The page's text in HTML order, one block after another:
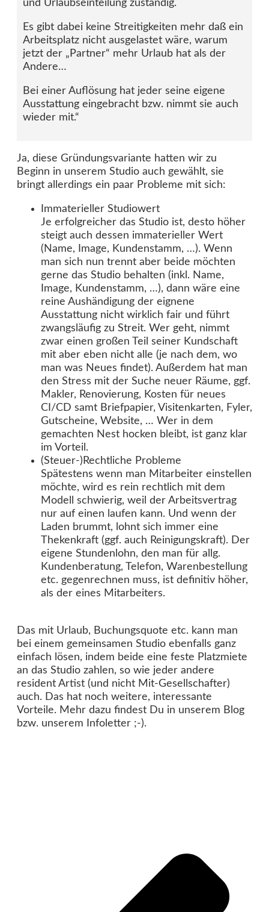
und Urlaubseinteilung zuständig.
Es gibt dabei keine Streitigkeiten mehr daß ein
Arbeitsplatz nicht ausgelastet wäre, warum
jetzt der „Partner“ mehr Urlaub hat als der
Andere…​
Bei einer Auflösung hat jeder seine eigene
Ausstattung eingebracht bzw. nimmt sie auch
wieder mit.“
Ja, diese Gründungsvariante hatten wir zu
Beginn in unserem Studio auch gewählt, sie
bringt allerdings ein paar Probleme mit sich:
Immaterieller Studiowert
Je erfolgreicher das Studio ist, desto höher
steigt auch dessen immaterieller Wert
(Name, Image, Kundenstamm, …​). Wenn
man sich nun trennt aber beide möchten
gerne das Studio behalten (inkl. Name,
Image, Kundenstamm, …​), dann wäre eine
reine Aushändigung der eignene
Ausstattung nicht wirklich fair und führt
zwangsläufig zu Streit. Wer geht, nimmt
zwar einen großen Teil seiner Kundschaft
mit aber eben nicht alle (je nach dem, wo
man was Neues findet). Außerdem hat man
den Stress mit der Suche neuer Räume, ggf.
Makler, Renovierung, Kosten für neues
CI/CD samt Briefpapier, Visitenkarten, Fyler,
Gutscheine, Website, …​ Wer in dem
gemachten Nest hocken bleibt, ist ganz klar
im Vorteil.
(Steuer-)Rechtliche Probleme
Spätestens wenn man Mitarbeiter einstellen
möchte, wird es rein rechtlich mit dem
Modell schwierig, weil der Arbeitsvertrag
nur auf einen laufen kann. Und wenn der
Laden brummt, lohnt sich immer eine
Thekenkraft (ggf. auch Reinigungskraft). Der
eigene Stundenlohn, den man für allg.
Kundenberatung, Telefon, Warenbestellung
etc. gegenrechnen muss, ist definitiv höher,
als der eines Mitarbeiters.
Das mit Urlaub, Buchungsquote etc. kann man
bei einem gemeinsamen Studio ebenfalls ganz
einfach lösen, indem beide eine feste Platzmiete
an das Studio zahlen, so wie jeder andere
resident Artist (und nicht Mit-Gesellschafter)
auch. Das hat noch weitere, interessante
Vorteile. Mehr dazu findest Du in unserem Blog
bzw. unserem Infoletter ;-).